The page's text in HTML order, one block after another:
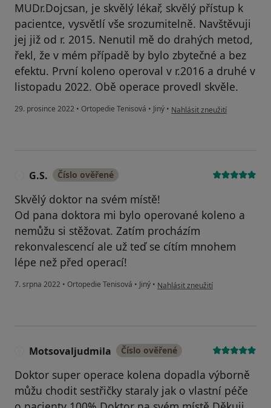
MUDr.Dojcsan, je skvělý lékař, skvělý přístup k
pacientce, vysvětlí vše srozumitelně. Navštěvuji
jej již od r. 2015. Nenutil mě do drahých metod,
řekl, že v mém případě by bylo zbytečné a bez
efektu. První koleno operoval v r.2016 a druhé v
listopadu 2022. Obě operace provedl skvěle.
29. prosince 2022 • Ortopedie Tenisová • Jiný • podle názoru uživatele Hana
Nahlásit zneužití
G.S. Číslo ověřené
Skvělý doktor na svém místě!
Od pana doktora mi bylo operované koleno a
nemůžu si stěžovat. Zatím procházím
rekonvalescencí ale už teď se cítím mnohem
lépe než před operací!
7. srpna 2022 • Ortopedie Tenisová • Jiný • podle názoru uživatele G.S.
Nahlásit zneužití
Motsovaljudmila Číslo ověřené
Doktor super operace kolena dopadla výborně
můžu chodit sestřičky staraly jak o vlastní péče